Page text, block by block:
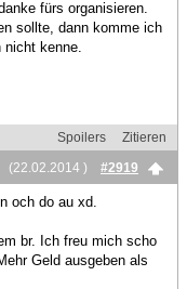
fürs organisieren.
sollte, dann komme ich
nicht kenne.
Spoilers
Zitieren
(22.02.2014 )
#2919
och do au xd.
br. Ich freu mich scho
Geld ausgeben als